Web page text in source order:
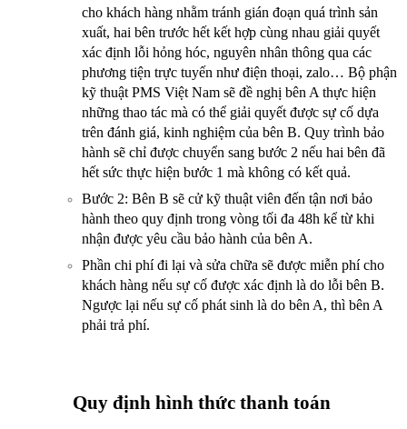
cho khách hàng nhằm tránh gián đoạn quá trình sản
xuất, hai bên trước hết kết hợp cùng nhau giải quyết
xác định lỗi hỏng hóc, nguyên nhân thông qua các
phương tiện trực tuyến như điện thoại, zalo… Bộ phận
kỹ thuật PMS Việt Nam sẽ đề nghị bên A thực hiện
những thao tác mà có thể giải quyết được sự cố dựa
trên đánh giá, kinh nghiệm của bên B. Quy trình bảo
hành sẽ chỉ được chuyển sang bước 2 nếu hai bên đã
hết sức thực hiện bước 1 mà không có kết quả.
Bước 2: Bên B sẽ cử kỹ thuật viên đến tận nơi bảo
hành theo quy định trong vòng tối đa 48h kể từ khi
nhận được yêu cầu bảo hành của bên A.
Phần chi phí đi lại và sửa chữa sẽ được miễn phí cho
khách hàng nếu sự cố được xác định là do lỗi bên B.
Ngược lại nếu sự cố phát sinh là do bên A, thì bên A
phải trả phí.
Quy định hình thức thanh toán